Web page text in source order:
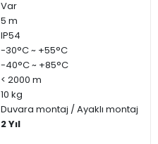
Var
5 m
IP54
-30°C ~ +55°C
-40°C ~ +85°C
< 2000 m
10 kg
Duvara montaj / Ayaklı montaj
2 Yıl